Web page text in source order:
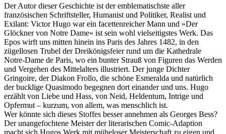
Der Autor dieser Geschichte ist der emblematischste aller
französischen Schriftsteller, Humanist und Politiker, Realist und
Exilant: Victor Hugo war ein facettenreicher Mann und »Der
Glöckner von Notre Dame« ist sein wohl vielseitigstes Werk. Das
Epos wirft uns mitten hinein ins Paris des Jahres 1482, in den
zügellosen Trubel der Dreikönigsfeier rund um die Kathedrale
Notre-Dame de Paris, wo ein bunter Strauß von Figuren das Werden
und Vergehen des Mittelalters illustriert. Der junge Dichter
Gringoire, der Diakon Frollo, die schöne Esmeralda und natürlich
der bucklige Quasimodo begegnen dort einander und uns. Hugo
erzählt von Liebe und Hass, von Neid, Heldentum, Intrige und
Opfermut – kurzum, von allem, was menschlich ist.
Wer könnte sich dieses Stoffes besser annehmen als Georges Bess?
Der unangefochtene Meister der literarischen Comic-Adaption